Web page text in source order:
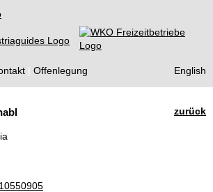
Offenlegung English
zurück